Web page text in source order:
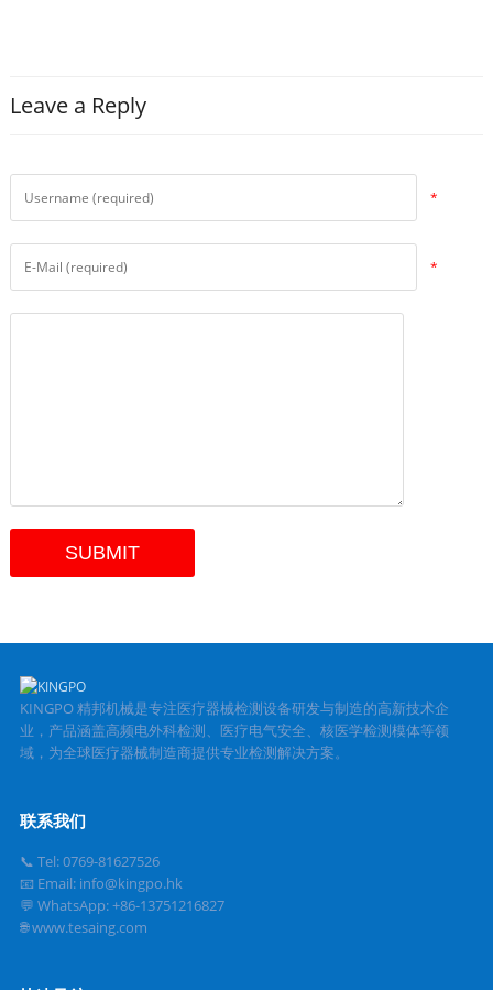
Leave a Reply
*
*
KINGPO 精邦机械是专注医疗器械检测设备研发与制造的高新技术企
业，产品涵盖高频电外科检测、医疗电气安全、核医学检测模体等领
域，为全球医疗器械制造商提供专业检测解决方案。
联系我们
📞 Tel: 0769-81627526
📧 Email: info@kingpo.hk
💬 WhatsApp: +86-13751216827
🌐 www.tesaing.com